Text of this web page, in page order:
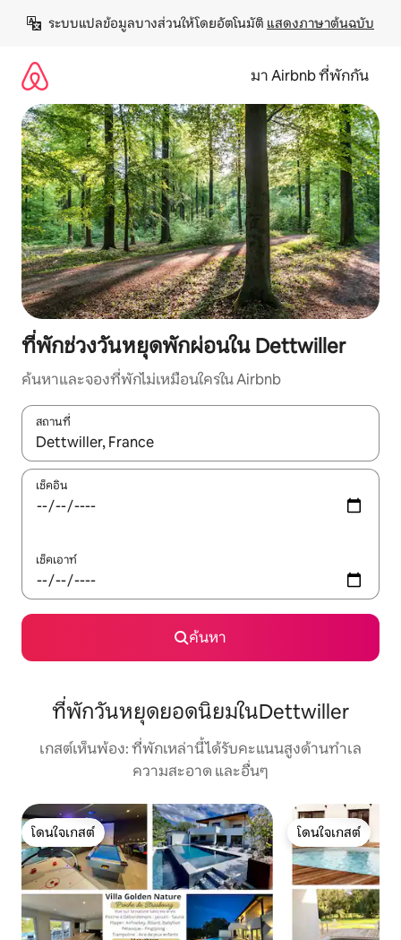
เนื้อหา
ระบบแปลข้อมูลบางส่วนให้โดยอัตโนมัติ แสดงภาษาต้นฉบับ
มา Airbnb ที่พักกัน
ที่พักช่วงวันหยุดพักผ่อนใน Dettwiller
ค้นหาและจองที่พักไม่เหมือนใครใน Airbnb
สถานที่
ใช้ลูกศรขึ้นลง หรือใช้การสัมผัสหรือปัด เพื่อสำรวจผลการค้นหา
เช็คอิน
เช็คเอาท์
ค้นหา
ที่พักวันหยุดยอดนิยมในDettwiller
เกสต์เห็นพ้อง: ที่พักเหล่านี้ได้รับคะแนนสูงด้านทำเล
ความสะอาด และอื่นๆ
โดนใจเกสต์
โดนใจเกสต์
โดนใจเกสต์
โดนใจเกสต์